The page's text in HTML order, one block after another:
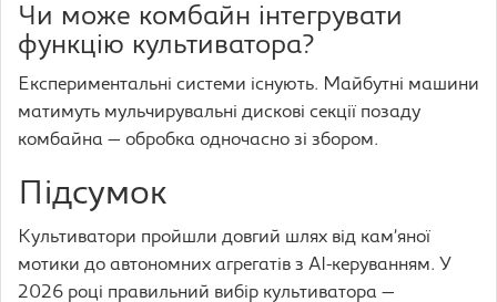
Чи може комбайн інтегрувати
функцію культиватора?
Експериментальні системи існують. Майбутні машини
матимуть мульчирувальні дискові секції позаду
комбайна — обробка одночасно зі збором.
Підсумок
Культиватори пройшли довгий шлях від кам’яної
мотики до автономних агрегатів з AI-керуванням. У
2026 році правильний вибір культиватора —